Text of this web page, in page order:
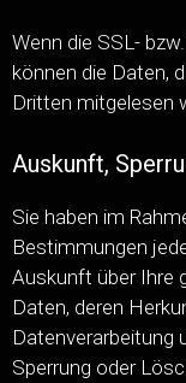
Wenn die SSL-
können die Daten,
Dritten mitgelesen
Auskunft,
Sie haben im
Bestimmungen
Auskunft über Ihre
Daten, deren
Datenverarbeitung
Sperrung oder